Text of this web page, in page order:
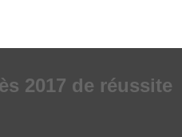
2017 de réussite